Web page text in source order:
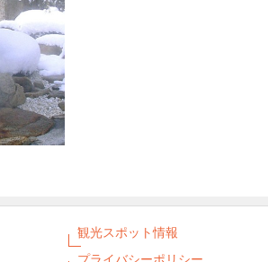
観光スポット情報